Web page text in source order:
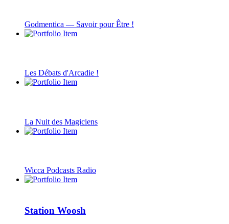
Godmentica — Savoir pour Être !
Les Débats d'Arcadie !
La Nuit des Magiciens
Wicca Podcasts Radio
Station Woosh